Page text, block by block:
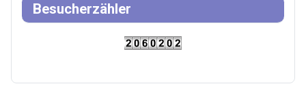
Besucherzähler